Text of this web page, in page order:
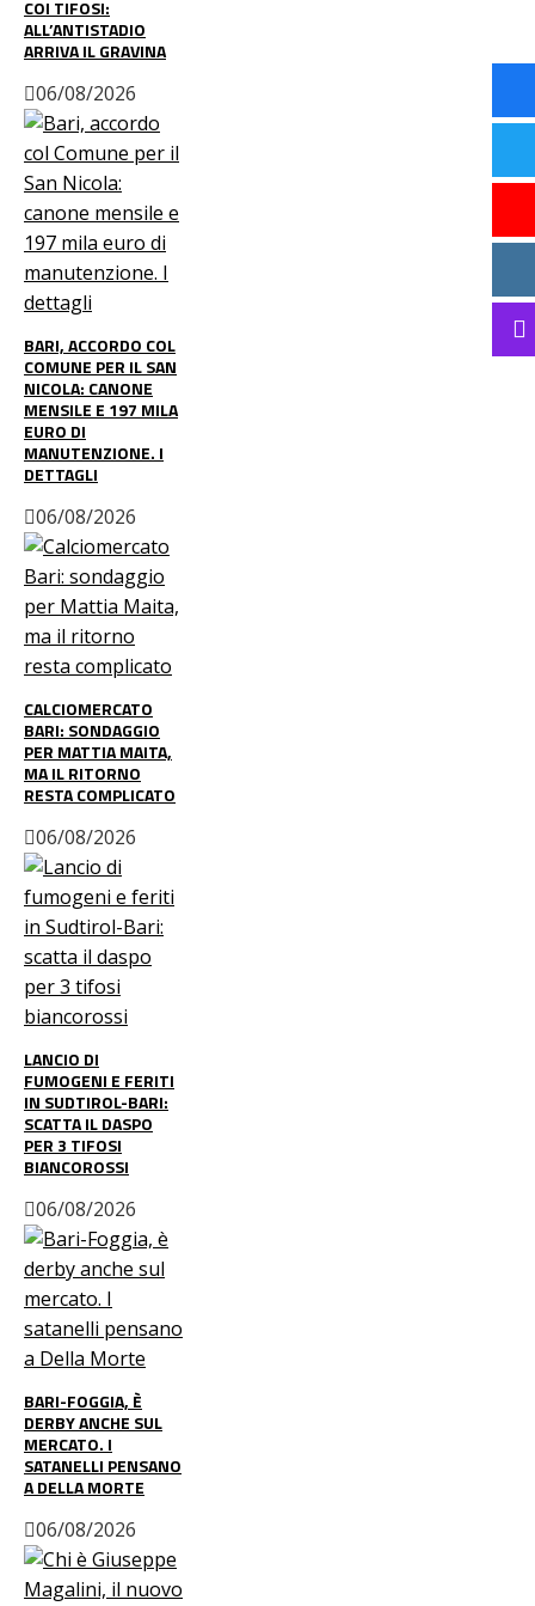
COI TIFOSI:
ALL’ANTISTADIO
ARRIVA IL GRAVINA
06/08/2026
BARI, ACCORDO COL
COMUNE PER IL SAN
NICOLA: CANONE
MENSILE E 197 MILA
EURO DI
MANUTENZIONE. I
DETTAGLI
06/08/2026
CALCIOMERCATO
BARI: SONDAGGIO
PER MATTIA MAITA,
MA IL RITORNO
RESTA COMPLICATO
06/08/2026
LANCIO DI
FUMOGENI E FERITI
IN SUDTIROL-BARI:
SCATTA IL DASPO
PER 3 TIFOSI
BIANCOROSSI
06/08/2026
BARI-FOGGIA, È
DERBY ANCHE SUL
MERCATO. I
SATANELLI PENSANO
A DELLA MORTE
06/08/2026